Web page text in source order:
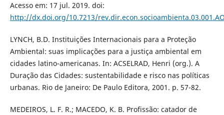
Acesso em: 17 jul. 2019. doi:
http://dx.doi.org/10.7213/
LYNCH, B.D. Instituições Internacionais para a Proteção
Ambiental: suas implicações para a justiça ambiental em
cidades latino-americanas. In: ACSELRAD, Henri (org.). A
Duração das Cidades: sustentabilidade e risco nas políticas
urbanas. Rio de Janeiro: De Paulo Editora, 2001. p. 57-82.
MEDEIROS, L. F. R.; MACEDO, K. B. Profissão: catador de